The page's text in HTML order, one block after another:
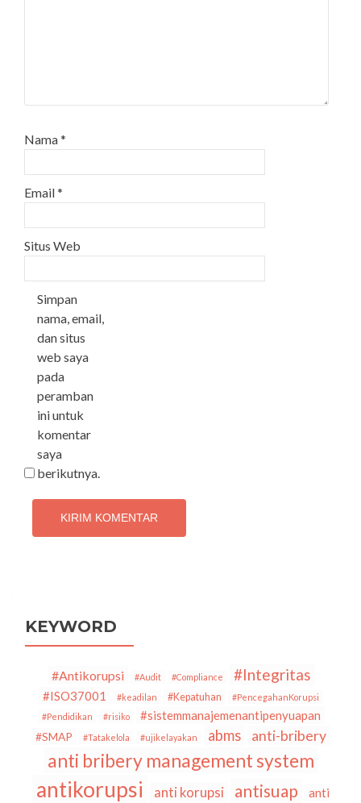
Nama*
Email*
Situs Web
Simpan
nama, email,
dan situs
web saya
pada
peramban
ini untuk
komentar
saya
berikutnya.
KEYWORD
#Antikorupsi #Audit #Compliance #Integritas
#ISO37001 #keadilan #Kepatuhan
#PencegahanKorupsi
#Pendidikan
#risiko #sistemmanajemenantipenyuapan
#SMAP #Tatakelola #ujikelayakan abms anti-bribery
anti bribery management system
antikorupsi anti korupsi antisuap
anti